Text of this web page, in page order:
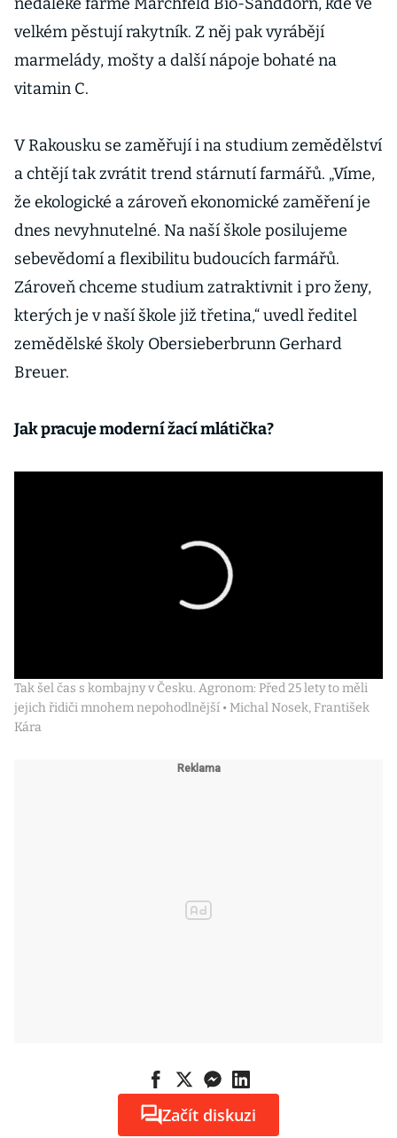
velkém pěstují rakytník. Z něj pak vyrábějí
marmelády, mošty a další nápoje bohaté na
vitamin C.
V Rakousku se zaměřují i na studium zemědělství
a chtějí tak zvrátit trend stárnutí farmářů. „Víme,
že ekologické a zároveň ekonomické zaměření je
dnes nevyhnutelné. Na naší škole posilujeme
sebevědomí a flexibilitu budoucích farmářů.
Zároveň chceme studium zatraktivnit i pro ženy,
kterých je v naší škole již třetina,“ uvedl ředitel
zemědělské školy Obersieberbrunn Gerhard
Breuer.
Jak pracuje moderní žací mlátička?
Tak šel čas s kombajny v Česku. Agronom: Před 25 lety to měli
jejich řidiči mnohem nepohodlnější • Michal Nosek, František
Kára
Začít diskuzi